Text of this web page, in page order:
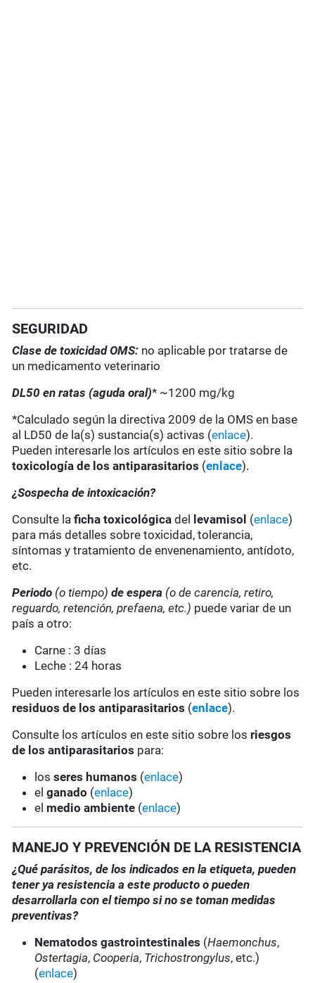
SEGURIDAD
Clase de toxicidad OMS: no aplicable por tratarse de
un medicamento veterinario
DL50 en ratas (aguda oral)* ~1200 mg/kg
*Calculado según la directiva 2009 de la OMS en base
al LD50 de la(s) sustancia(s) activas (enlace).
Pueden interesarle los artículos en este sitio sobre la
toxicología de los antiparasitarios (enlace).
¿Sospecha de intoxicación?
Consulte laficha toxicológica del levamisol (enlace)
para más detalles sobre toxicidad, tolerancia,
síntomas y tratamiento de envenenamiento, antídoto,
etc.
Periodo (o tiempo)de espera (o de carencia, retiro,
reguardo, retención, prefaena, etc.) puede variar de un
país a otro:
Carne : 3 días
Leche : 24 horas
Pueden interesarle los artículos en este sitio sobre los
residuos de los antiparasitarios (enlace).
Consulte los artículos en este sitio sobre los riesgos
de los antiparasitarios para:
losseres humanos (enlace)
elganado (enlace)
el medio ambiente (enlace)
MANEJO Y PREVENCIÓN DE LA RESISTENCIA
¿Qué parásitos, de los indicados en la etiqueta, pueden
tener ya resistencia a este producto o pueden
desarrollarla con el tiempo si no se toman medidas
preventivas?
Nematodos gastrointestinales (Haemonchus,
Ostertagia, Cooperia, Trichostrongylus, etc.)
(enlace)